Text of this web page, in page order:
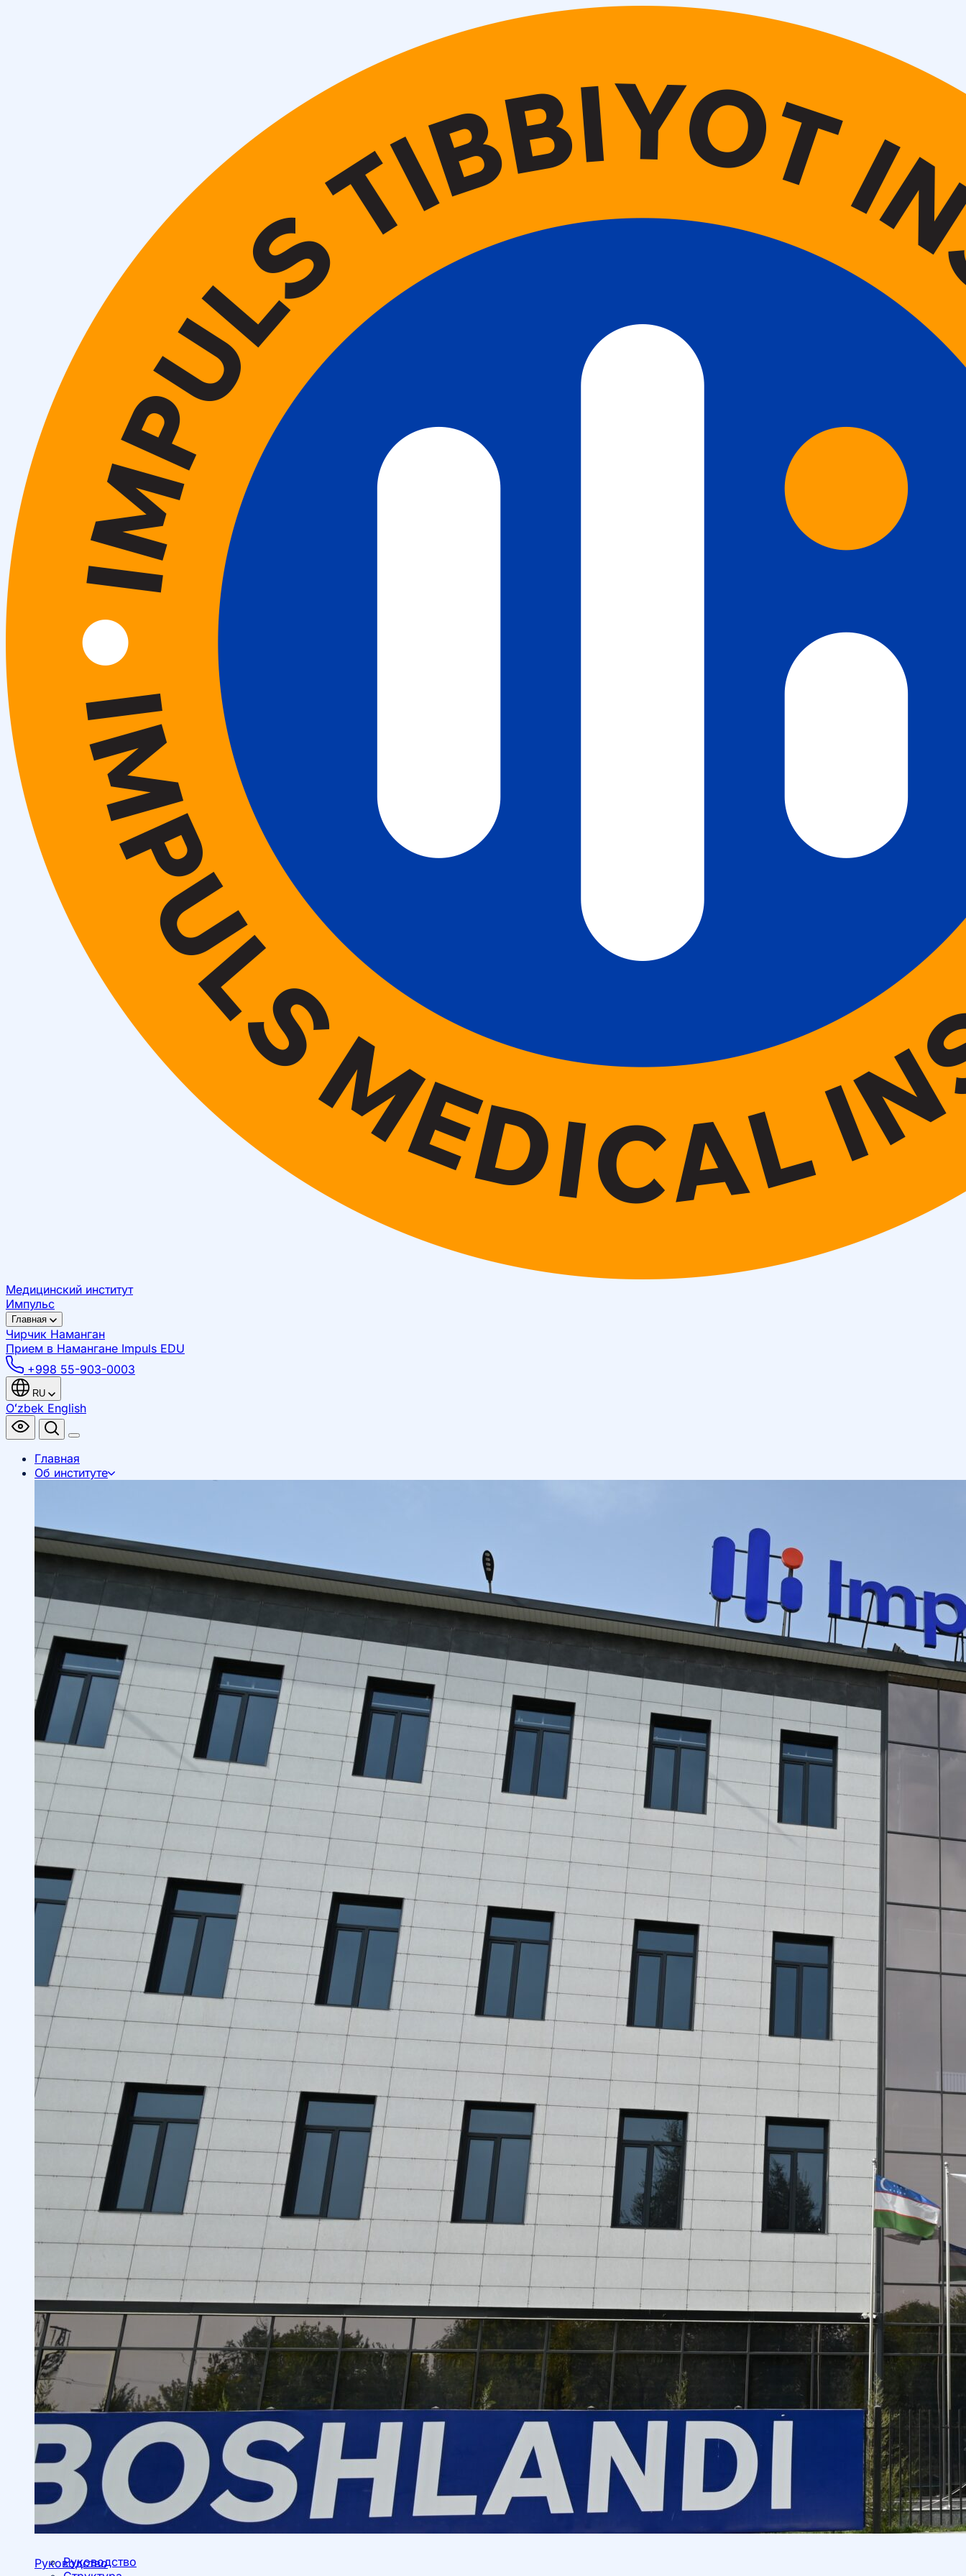
Медицинский институт
Импульс
Главная
Чирчик Наманган
Прием в Намангане Impuls EDU
+998 55-903-0003
RU
Oʻzbek English
Главная
Об институте
Руководство
Руководство